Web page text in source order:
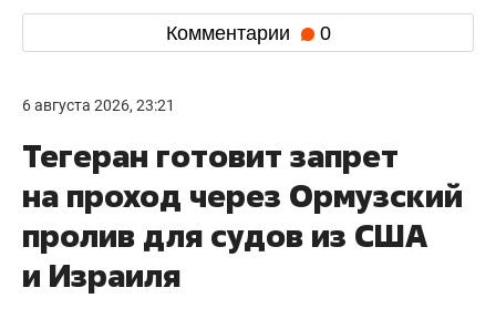
Комментарии 0
6 августа 2026, 23:21
Тегеран готовит запрет
на проход через Ормузский
пролив для судов из США
и Израиля